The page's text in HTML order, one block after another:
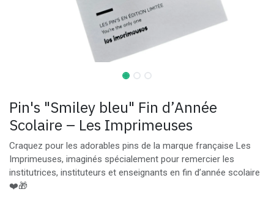
Pin's "Smiley bleu" Fin d’Année
Scolaire – Les Imprimeuses
Craquez pour les adorables pins de la marque française Les
Imprimeuses, imaginés spécialement pour remercier les
institutrices, instituteurs et enseignants en fin d’année scolaire
❤️🎁